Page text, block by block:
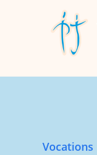
Vocations